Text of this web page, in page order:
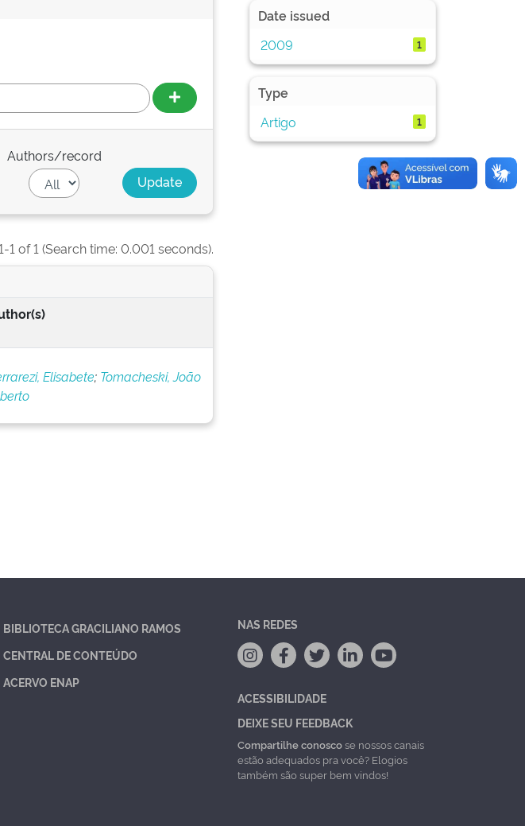
Authors/record
1 of 1 (Search time: 0.001 seconds).
Elisabete; Tomacheski, João
Date issued
2009
1
Type
Artigo
1
BIBLIOTECA GRACILIANO RAMOS
CENTRAL DE CONTEÚDO
ACERVO ENAP
NAS REDES
ACESSIBILIDADE
DEIXE SEU FEEDBACK
Compartilhe conoscose nossos canais
estão adequados pra você? Elogios
também são super bem vindos!